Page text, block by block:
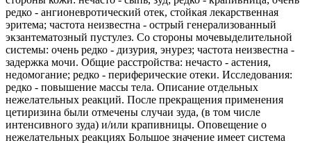
редко - ангионевротический отек, стойкая лекарственная
эритема; частота неизвестна - острый генерализованный
экзантематозный пустулез. Со стороны мочевыделительной
системы: очень редко - дизурия, энурез; частота неизвестна -
задержка мочи. Общие расстройства: нечасто - астения,
недомогание; редко - периферические отеки. Исследования:
редко - повышение массы тела. Описание отдельных
нежелательных реакций. После прекращения применения
цетиризина были отмечены случаи зуда, (в том числе
интенсивного зуда) и/или крапивницы. Оповещение о
нежелательных реакциях Большое значение имеет система